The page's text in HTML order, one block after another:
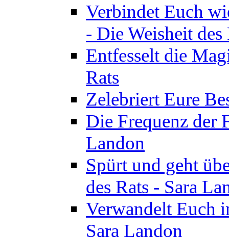
Verbindet Euch
- Die Weisheit des
Entfesselt die
Rats
Zelebriert Eure
Die Frequenz der
Landon
Spürt und geht
des Rats - Sara
Verwandelt Euch
Sara Landon